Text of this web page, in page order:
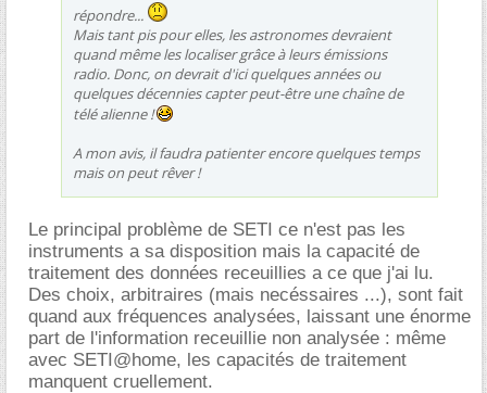
répondre...
Mais tant pis pour elles, les astronomes devraient
quand même les localiser grâce à leurs émissions
radio. Donc, on devrait d'ici quelques années ou
quelques décennies capter peut-être une chaîne de
télé alienne !
A mon avis, il faudra patienter encore quelques temps
mais on peut rêver !
Le principal problème de SETI ce n'est pas les
instruments a sa disposition mais la capacité de
traitement des données receuillies a ce que j'ai lu.
Des choix, arbitraires (mais necéssaires ...), sont fait
quand aux fréquences analysées, laissant une énorme
part de l'information receuillie non analysée : même
avec SETI@home, les capacités de traitement
manquent cruellement.